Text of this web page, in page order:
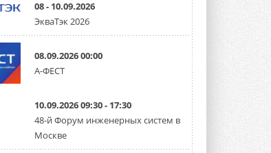
Линейка включает семь типоразмеров
производительностью от 22,4 до 56 кВт.
Суммарная длина трубопроводов ...
3 АВГУСТА 2026
«СиСофт Девелопмент» подвел
итоги конкурса студенческих
стартует уже в сентябре 2026 года ...
3 АВГУСТА 2026
«Русклимат» укрепляет
08 - 10.09.2026
ЭкваТэк 2026
08.09.2026 00:00
А-ФЕСТ
10.09.2026 09:30 - 17:30
48-й Форум инженерных систем в
Москве